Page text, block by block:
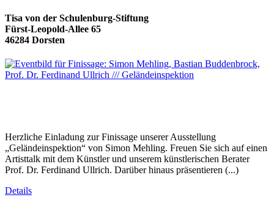
Tisa von der Schulenburg-Stiftung
Fürst-Leopold-Allee 65
46284 Dorsten
Herzliche Einladung zur Finissage unserer Ausstellung
„Geländeinspektion“ von Simon Mehling. Freuen Sie sich auf einen
Artisttalk mit dem Künstler und unserem künstlerischen Berater
Prof. Dr. Ferdinand Ullrich. Darüber hinaus präsentieren (...)
Details